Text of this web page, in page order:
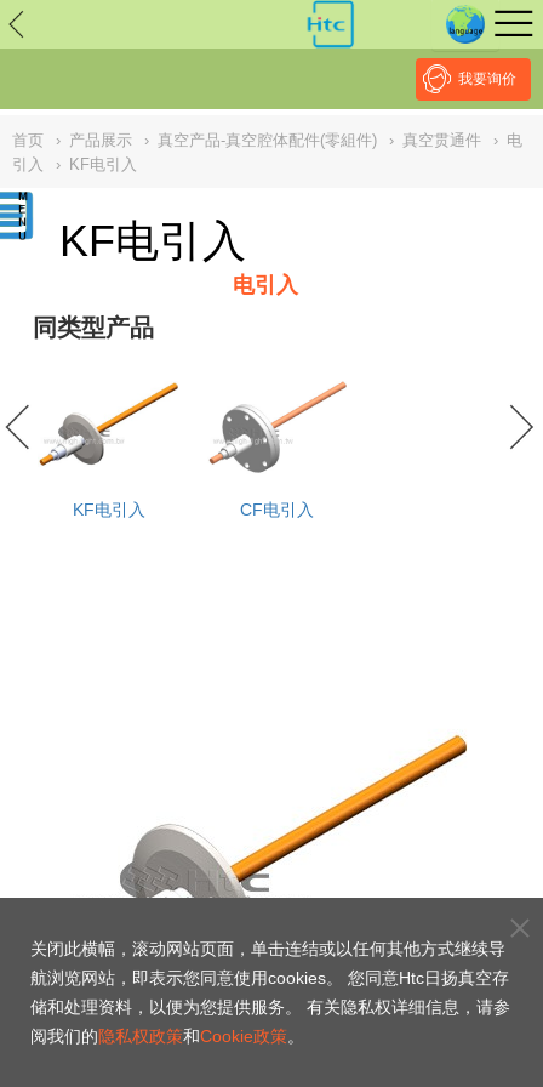
// replaced by scott on 2026/7/20 reason: high risk: Unsafe
Implementation Of Subresource Integrity /**/ // ------------------------------
我要询价
首页 › 产品展示 › 真空产品-真空腔体配件(零組件) › 真空贯通件 › 电
引入
› KF电引入
KF电引入
电引入
同类型产品
KF电引入 CF电引入
关闭此横幅，滚动网站页面，单击连结或以任何其他方式继续导
航浏览网站，即表示您同意使用cookies。 您同意Htc日扬真空存
储和处理资料，以便为您提供服务。 有关隐私权详细信息，请参
阅我们的隐私权政策和Cookie政策。